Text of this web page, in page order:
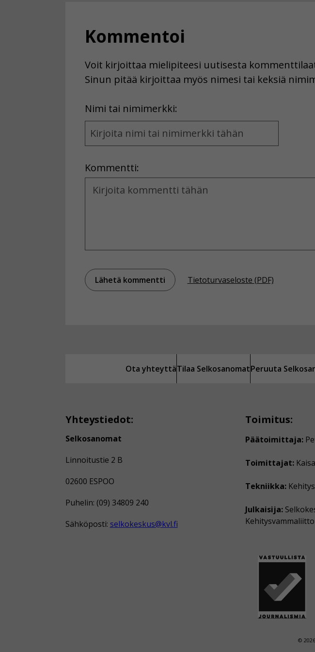
Kommentoi
Voit kirjoittaa mielipiteesi uutisesta
Sinun pitää kirjoittaa myös nimesi tai keksiä
Nimi tai nimimerkki:
Name
and
Kommentti:
Kommentti
Tietoturvaseloste (PDF)
Ota yhteyttäTilaa SelkosanomatPeruuta
Yhteystiedot:
Selkosanomat
Linnoitustie 2 B
02600 ESPOO
Puhelin: (09) 34809 240
Sähköposti: selkokeskus@kvl.fi
Toimitus:
Päätoimittaja:
Toimittajat:
Tekniikka:
Julkaisija:
Kehitysvammaliitto
©